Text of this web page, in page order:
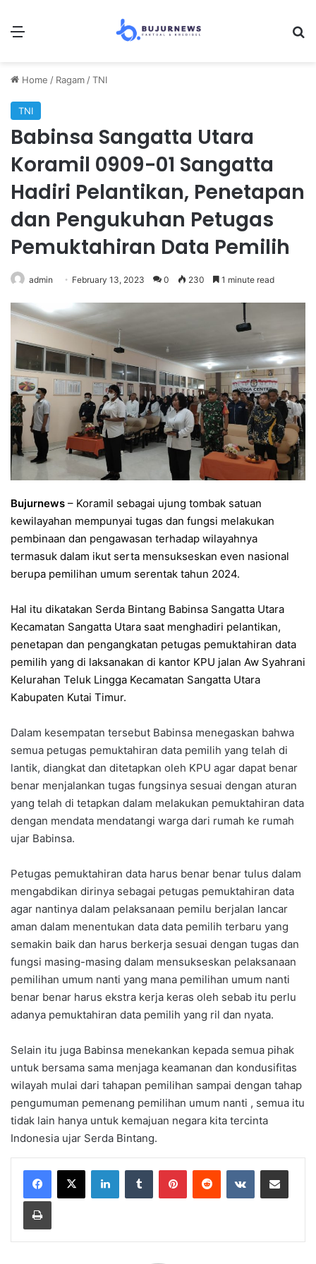
Home / Ragam /TNI
TNI
Babinsa Sangatta Utara
Koramil 0909-01 Sangatta
Hadiri Pelantikan, Penetapan
dan Pengukuhan Petugas
Pemuktahiran Data Pemilih
admin February 13, 2023 0 230 1 minute read
Bujurnews – Koramil sebagai ujung tombak satuan
kewilayahan mempunyai tugas dan fungsi melakukan
pembinaan dan pengawasan terhadap wilayahnya
termasuk dalam ikut serta mensukseskan even nasional
berupa pemilihan umum serentak tahun 2024.
Hal itu dikatakan Serda Bintang Babinsa Sangatta Utara
Kecamatan Sangatta Utara saat menghadiri pelantikan,
penetapan dan pengangkatan petugas pemuktahiran data
pemilih yang di laksanakan di kantor KPU jalan Aw Syahrani
Kelurahan Teluk Lingga Kecamatan Sangatta Utara
Kabupaten Kutai Timur.
Dalam kesempatan tersebut Babinsa menegaskan bahwa
semua petugas pemuktahiran data pemilih yang telah di
lantik, diangkat dan ditetapkan oleh KPU agar dapat benar
benar menjalankan tugas fungsinya sesuai dengan aturan
yang telah di tetapkan dalam melakukan pemuktahiran data
dengan mendata mendatangi warga dari rumah ke rumah
ujar Babinsa.
Petugas pemuktahiran data harus benar benar tulus dalam
mengabdikan dirinya sebagai petugas pemuktahiran data
agar nantinya dalam pelaksanaan pemilu berjalan lancar
aman dalam menentukan data data pemilih terbaru yang
semakin baik dan harus berkerja sesuai dengan tugas dan
fungsi masing-masing dalam mensukseskan pelaksanaan
pemilihan umum nanti yang mana pemilihan umum nanti
benar benar harus ekstra kerja keras oleh sebab itu perlu
adanya pemuktahiran data pemilih yang ril dan nyata.
Selain itu juga Babinsa menekankan kepada semua pihak
untuk bersama sama menjaga keamanan dan kondusifitas
wilayah mulai dari tahapan pemilihan sampai dengan tahap
pengumuman pemenang pemilihan umum nanti , semua itu
tidak lain hanya untuk kemajuan negara kita tercinta
Indonesia ujar Serda Bintang.